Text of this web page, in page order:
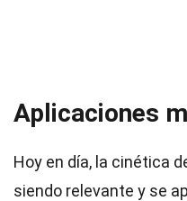
Aplicaciones
Hoy en día, la cinética
siendo relevante y se